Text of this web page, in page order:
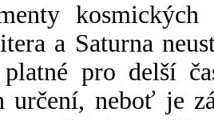
a Saturna
pro delší
určení, neboť je